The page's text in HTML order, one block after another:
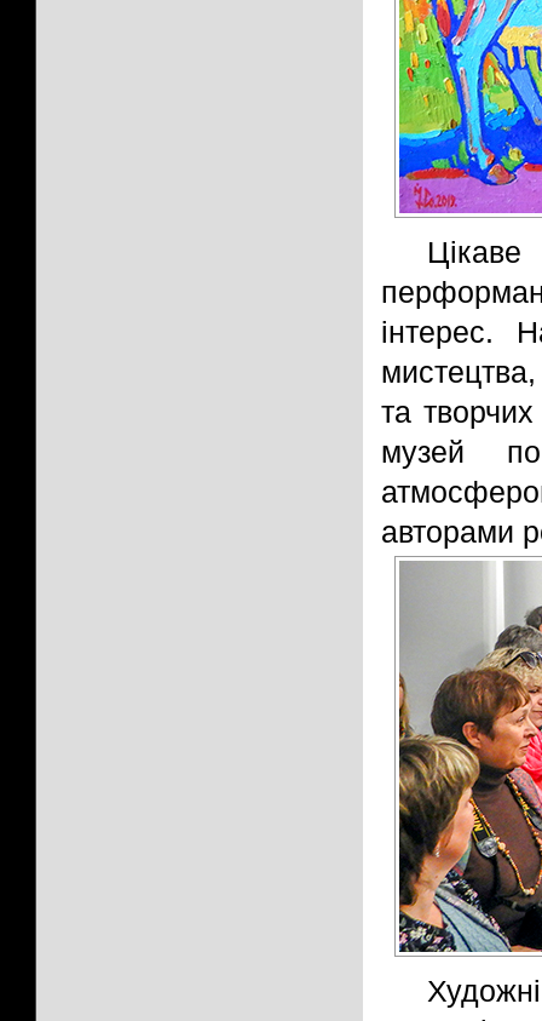
інтерес.
мистецтва,
та
музей
авторами